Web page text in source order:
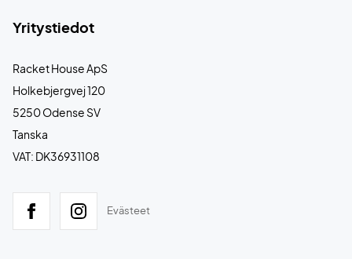
Yritystiedot
Racket House ApS
Holkebjergvej 120
5250 Odense SV
Tanska
VAT: DK36931108
Evästeet